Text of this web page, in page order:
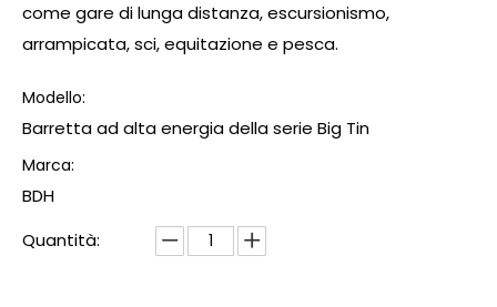
come gare di lunga distanza, escursionismo,
arrampicata, sci, equitazione e pesca.
Modello:
Barretta ad alta energia della serie Big Tin
Marca:
BDH
Quantità: